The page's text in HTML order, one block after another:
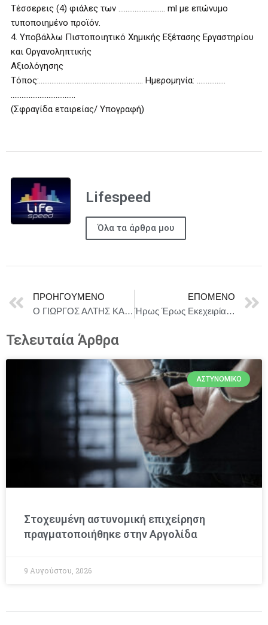
Τέσσερεις (4) φιάλες των …………………….. ml με επώνυμο
τυποποιημένο προϊόν.
4. Υποβάλλω Πιστοποιητικό Χημικής Εξέτασης Εργαστηρίου
και Οργανοληπτικής
Αξιολόγησης
Τόπος:………….……………………………………… Ημερομηνία: …………….
………………..…………….
(Σφραγίδα εταιρείας/ Υπογραφή)
Lifespeed
Όλα τα άρθρα μου
ΠΡΟΗΓΟΎΜΕΝΟ
Ο ΓΙΩΡΓΟΣ ΑΛΤΗΣ ΚΑΙ Η ΠΕΓΚΥ ΖΑΡΡΟΥ ΣΤΙΣ ”1000 ΚΑΙ 2 ΝΥΧΤΕΣ” ΚΑΘΕ ΣΑΒΒΑΤΟ
ΕΠΌΜΕΝΟ
Ήρως Έρως Εκεχειρία Ι Δημήτρης Ζαφειρέλης, Σοφία Ανδριανού Ι ethnic fusion Ι Σταυροδρόμια Πολιτισμών – Jazzét Music Hall
Τελευταία Άρθρα
ΑΣΤΥΝΟΜΙΚΌ
Στοχευμένη αστυνομική επιχείρηση
πραγματοποιήθηκε στην Αργολίδα
9 Αυγούστου, 2026